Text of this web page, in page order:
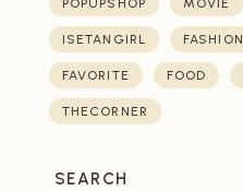
POPUPSHOP MOVIE
ISETANGIRL FASHION
FAVORITE FOOD
THECORNER
SEARCH